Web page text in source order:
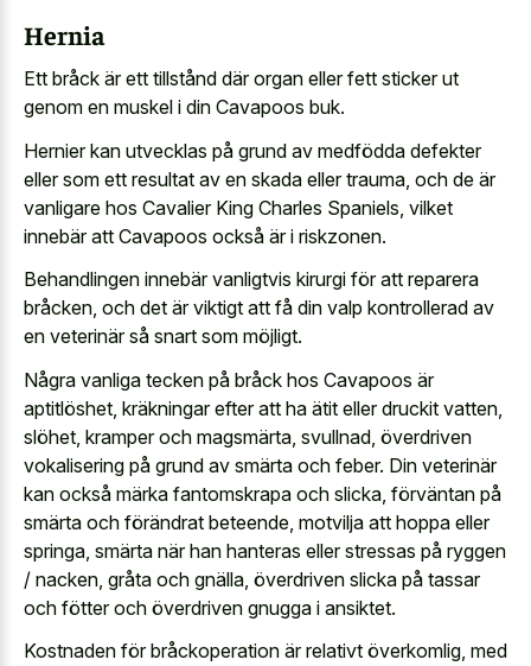
Hernia
Ett bråck är ett tillstånd där organ eller fett sticker ut
genom en muskel i din Cavapoos buk.
Hernier kan utvecklas på grund av medfödda defekter
eller som ett resultat av en skada eller trauma, och de är
vanligare hos Cavalier King Charles Spaniels, vilket
innebär att Cavapoos också är i riskzonen.
Behandlingen innebär vanligtvis kirurgi för att reparera
bråcken, och det är viktigt att få din valp kontrollerad av
en veterinär så snart som möjligt.
Några vanliga tecken på bråck hos Cavapoos är
aptitlöshet, kräkningar efter att ha ätit eller druckit vatten,
slöhet, kramper och magsmärta, svullnad, överdriven
vokalisering på grund av smärta och feber. Din veterinär
kan också märka fantomskrapa och slicka, förväntan på
smärta och förändrat beteende, motvilja att hoppa eller
springa, smärta när han hanteras eller stressas på ryggen
/ nacken, gråta och gnälla, överdriven slicka på tassar
och fötter och överdriven gnugga i ansiktet.
Kostnaden för bråckoperation är relativt överkomlig, med